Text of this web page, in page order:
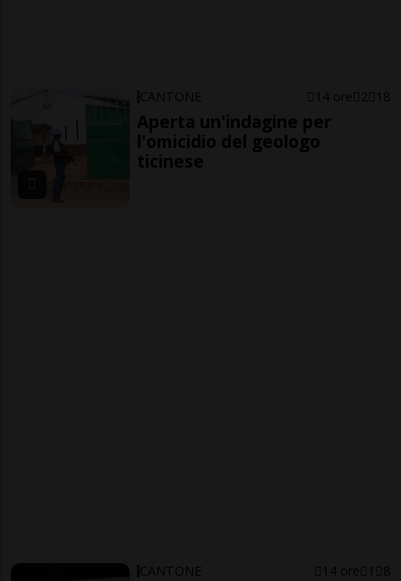
CANTONE 14 ore 2 18
Aperta un'indagine per
l'omicidio del geologo
ticinese
CANTONE 14 ore 1 8